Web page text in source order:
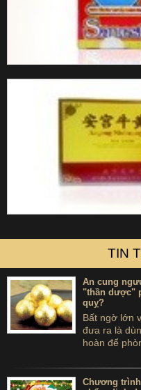
TIN
An cung
"thần dược"
quỵ?
Bất ngờ lớn
đưa ra là
hoàn để
...tự sát.
có thể dùng
không?
Chương